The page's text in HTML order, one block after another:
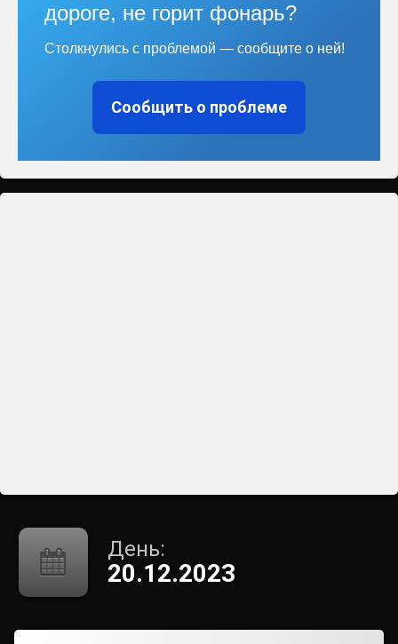
дороге, не горит фонарь?
Столкнулись с проблемой — сообщите о ней!
Сообщить о проблеме
День:
20.12.2023